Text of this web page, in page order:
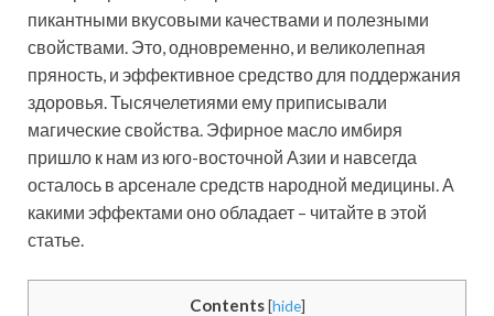
пикантными вкусовыми качествами и полезными
свойствами. Это, одновременно, и великолепная
пряность, и эффективное средство для поддержания
здоровья. Тысячелетиями ему приписывали
магические свойства. Эфирное масло имбиря
пришло к нам из юго-восточной Азии и навсегда
осталось в арсенале средств народной медицины. А
какими эффектами оно обладает – читайте в этой
статье.
Contents [hide]